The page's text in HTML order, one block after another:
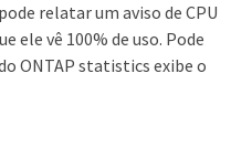
relatar um aviso de CPU
ele vê 100% de uso. Pode
ONTAP statistics exibe o